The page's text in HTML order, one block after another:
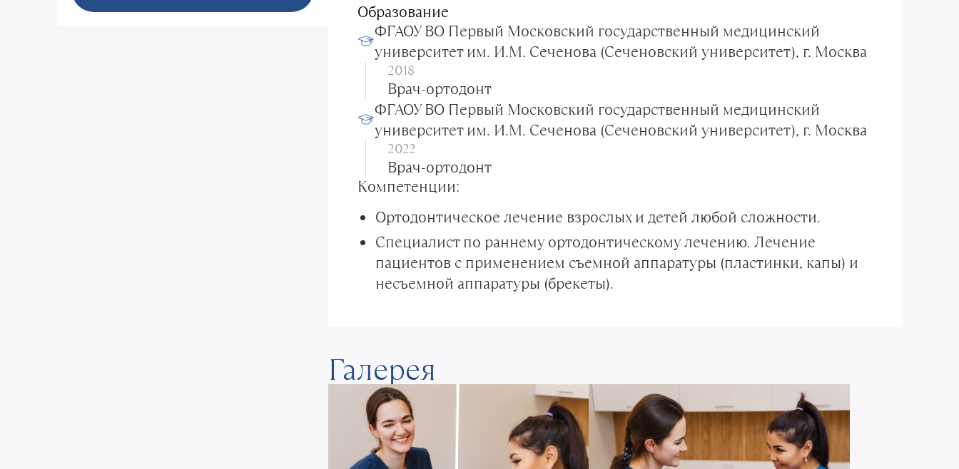
Образование
ФГАОУ ВО Первый Московский государственный медицинский
университет им. И.М. Сеченова (Сеченовский университет), г. Москва
2018
Врач-ортодонт
ФГАОУ ВО Первый Московский государственный медицинский
университет им. И.М. Сеченова (Сеченовский университет), г. Москва
2022
Врач-ортодонт
Компетенции:
Ортодонтическое лечение взрослых и детей любой сложности.
Cпециалист по раннему ортодонтическому лечению. Лечение
пациентов с применением съемной аппаратуры (пластинки, капы) и
несъемной аппаратуры (брекеты).
Галерея